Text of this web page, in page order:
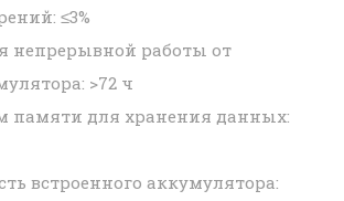
≤3%
непрерывной работы от
>72 ч
памяти для хранения данных:
встроенного аккумулятора: